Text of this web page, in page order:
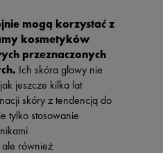
mogą korzystać z
kosmetyków
przeznaczonych
Ich skóra głowy nie
jeszcze kilka lat
skóry z tendencją do
tylko stosowanie
również